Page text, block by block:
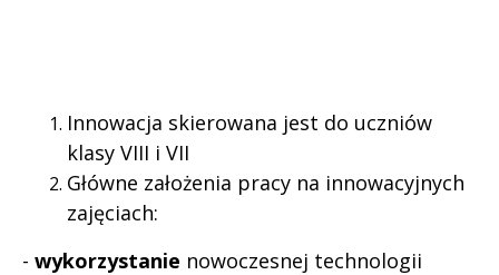
Innowacja skierowana jest do uczniów
klasy VIII i VII
Główne założenia pracy na innowacyjnych
zajęciach:
- wykorzystanie nowoczesnej technologii